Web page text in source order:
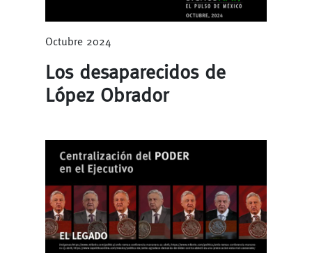
Octubre 2024
Los desaparecidos de
López Obrador